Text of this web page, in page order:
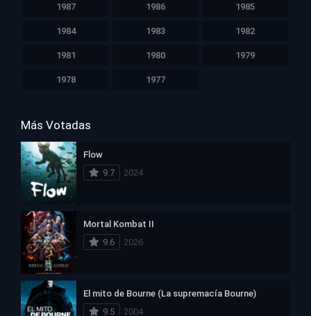
1987 1986 1985
1984 1983 1982
1981 1980 1979
1978 1977
Más Votadas
Flow
9.7
2024
Mortal Kombat II
9.6
2026
El mito de Bourne (La supremacía Bourne)
9.5
2004